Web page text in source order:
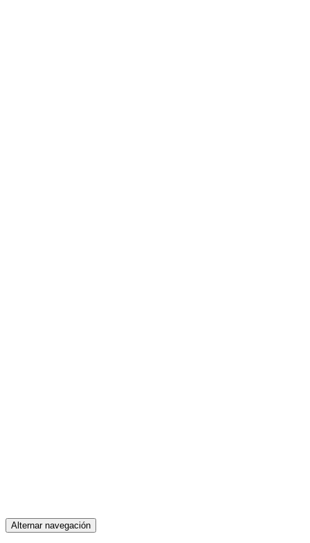
Alternar navegación